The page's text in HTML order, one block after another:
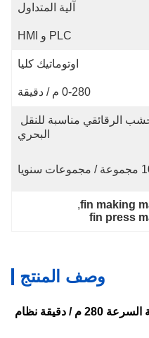
آلية المتداول
PLC و HMI
اوتوماتيك كليا
0-280 م / دقيقة
البحري
fin making
,
fin press
وصف المنتج
آلة زعنفة المبرد الأوتوماتيكية عالية السرعة 280 م / دقيقة نظام